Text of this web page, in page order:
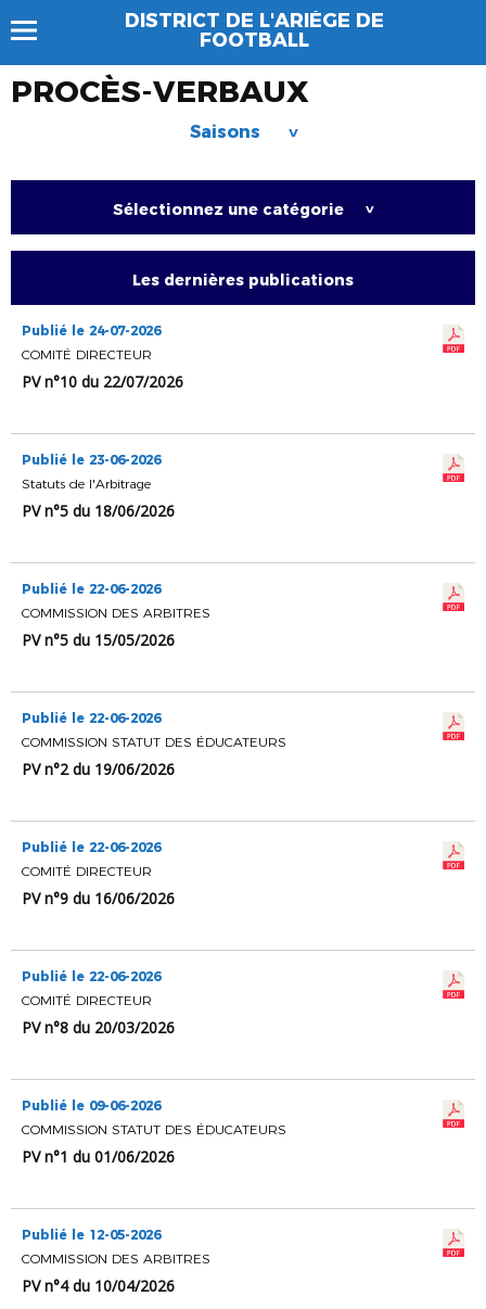
DISTRICT DE L'ARIÈGE DE
FOOTBALL
PROCÈS-VERBAUX
Saisons >
Sélectionnez une catégorie >
Les dernières publications
Publié le 24-07-2026
COMITÉ DIRECTEUR
PV n°10 du 22/07/2026
Publié le 23-06-2026
Statuts de l'Arbitrage
PV n°5 du 18/06/2026
Publié le 22-06-2026
COMMISSION DES ARBITRES
PV n°5 du 15/05/2026
Publié le 22-06-2026
COMMISSION STATUT DES ÉDUCATEURS
PV n°2 du 19/06/2026
Publié le 22-06-2026
COMITÉ DIRECTEUR
PV n°9 du 16/06/2026
Publié le 22-06-2026
COMITÉ DIRECTEUR
PV n°8 du 20/03/2026
Publié le 09-06-2026
COMMISSION STATUT DES ÉDUCATEURS
PV n°1 du 01/06/2026
Publié le 12-05-2026
COMMISSION DES ARBITRES
PV n°4 du 10/04/2026